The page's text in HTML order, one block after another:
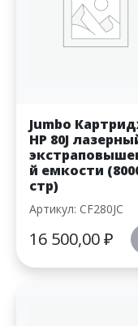
Jumbo
HP 80J
й емкости
стр)
Артикул: CF280JC
16 500,00₽